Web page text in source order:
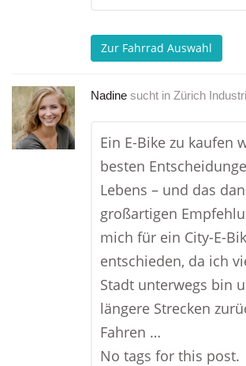
Zur Fahrrad Auswahl
Nadine sucht in Zürich
Ein E-Bike zu kaufen
besten
Lebens – und das
großartigen
mich für ein City-E-
entschieden, da ich
Stadt unterwegs bin
längere Strecken
Fahren …
No tags for this post.